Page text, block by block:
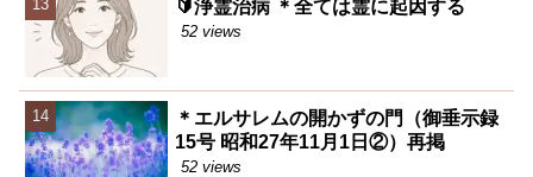
🔰浄霊治病 ＊全ては霊に起因する
52 views
＊エルサレムの開かずの門（御垂示録
15号 昭和27年11月1日②）再掲
52 views